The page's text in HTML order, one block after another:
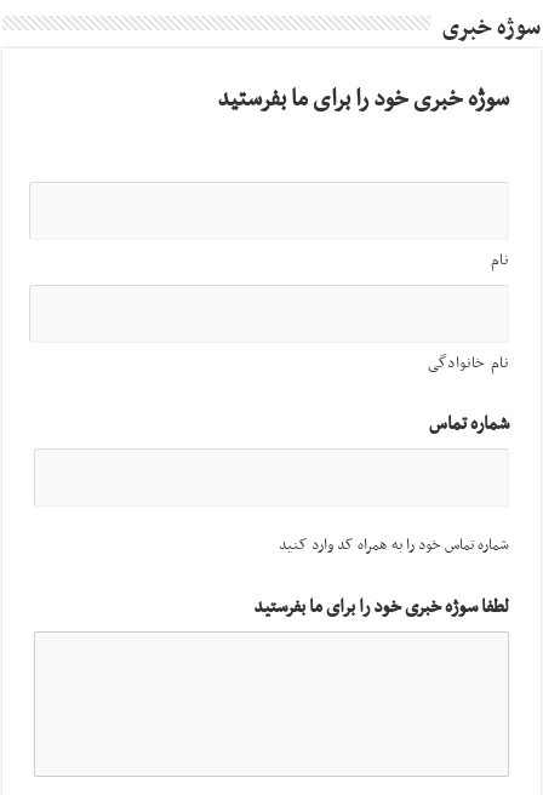
سوژه خبری
سوژه خبری خود را برای ما بفرستید
نام
نام خانوادگی
شماره تماس
شماره تماس خود را به همراه کد وارد کنید
لطفا سوژه خبری خود را برای ما بفرستید